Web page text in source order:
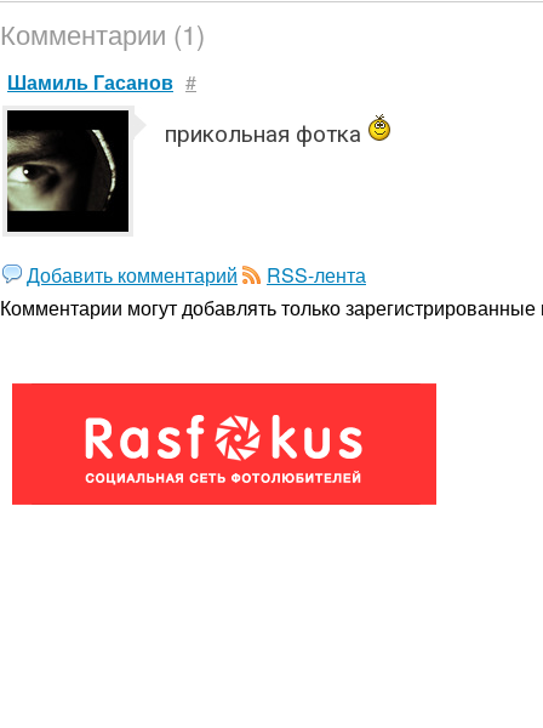
Комментарии (1)
Шамиль Гасанов #
прикольная фотка
Добавить комментарий
RSS-лента
Комментарии могут добавлять толькозарегистрированные